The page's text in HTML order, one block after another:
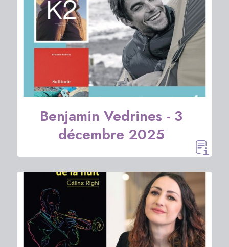
Benjamin Vedrines - 3
décembre 2025